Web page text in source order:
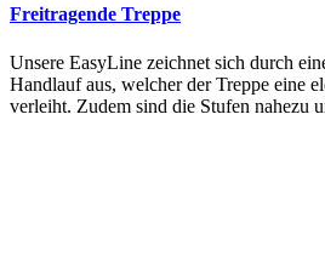
Freitragende Treppe
Unsere EasyLine zeichnet sich durch
Handlauf aus, welcher der Treppe eine
verleiht. Zudem sind die Stufen nahezu